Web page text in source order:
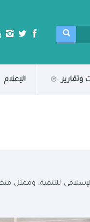
وتقارير الإعلام
للتنمية، وممثل